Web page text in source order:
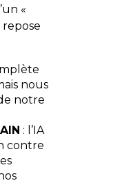
«
nous
notre
: l’IA
contre